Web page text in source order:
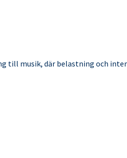
till musik, där belastning och